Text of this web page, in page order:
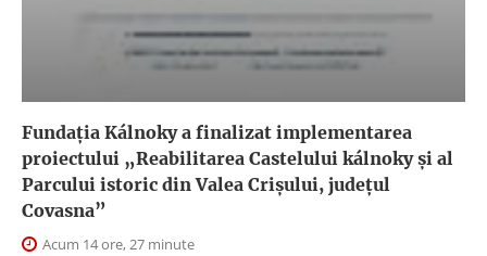
Fundația Kálnoky a finalizat implementarea
proiectului „Reabilitarea Castelului kálnoky și al
Parcului istoric din Valea Crișului, județul
Covasna”
Acum 14 ore, 27 minute